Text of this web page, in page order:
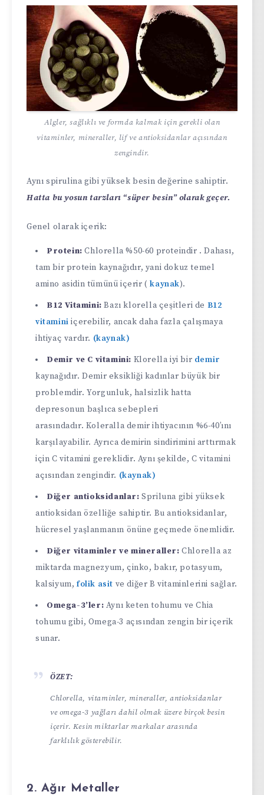
Algler, sağlıklı ve formda kalmak için gerekli olan
vitaminler, mineraller, lif ve antioksidanlar açısından
zengindir.
Aynı spirulina gibi yüksek besin değerine sahiptir.
Hatta bu yosun tarzları “süper besin” olarak geçer.
Genel olarak içerik:
Protein: Chlorella %50-60 proteindir . Dahası,
tam bir protein kaynağıdır, yani dokuz temel
amino asidin tümünü içerir (kaynak).
B12 Vitamini: Bazı klorella çeşitleri de B12
vitamini içerebilir, ancak daha fazla çalışmaya
ihtiyaç vardır. (kaynak)
Demir ve C vitamini: Klorella iyi bir demir
kaynağıdır. Demir eksikliği kadınlar büyük bir
problemdir. Yorgunluk, halsizlik hatta
depresonun başlıca sebepleri
arasındadır. Koleralla demir ihtiyacının %6-40’ını
karşılayabilir. Ayrıca demirin sindirimini arttırmak
için C vitamini gereklidir. Aynı şekilde, C vitamini
açısından zengindir. (kaynak)
Diğer antioksidanlar: Spriluna gibi yüksek
antioksidan özelliğe sahiptir. Bu antioksidanlar,
hücresel yaşlanmanın önüne geçmede önemlidir.
Diğer vitaminler ve mineraller: Chlorella az
miktarda magnezyum, çinko, bakır, potasyum,
kalsiyum, folik asit ve diğer B vitaminlerini sağlar.
Omega-3’ler: Aynı keten tohumu ve Chia
tohumu gibi, Omega-3 açısından zengin bir içerik
sunar.
ÖZET:
Chlorella, vitaminler, mineraller, antioksidanlar
ve omega-3 yağları dahil olmak üzere birçok besin
içerir. Kesin miktarlar markalar arasında
farklılık gösterebilir.
2. Ağır Metaller